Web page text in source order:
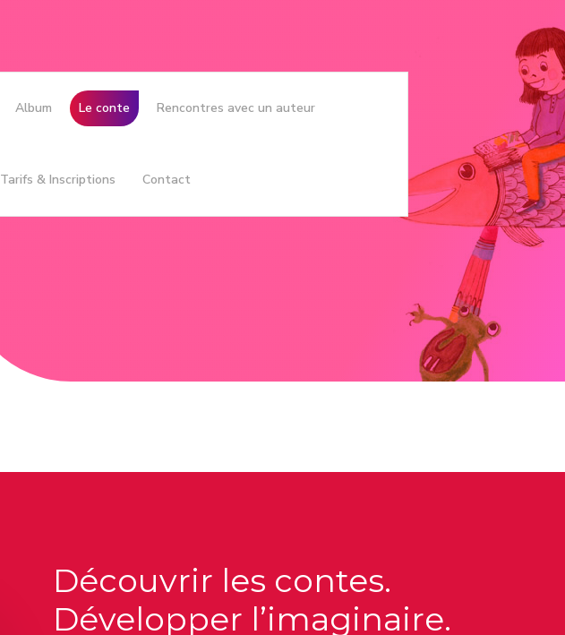
Album Le conte Rencontres avec un auteur
Tarifs & Inscriptions Contact
Découvrir les contes.
Développer l’imaginaire.